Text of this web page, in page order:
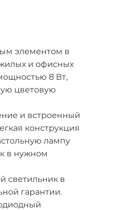
элементом в
и офисных
8 Вт,
цветовую
и встроенный
конструкция
лампу
в нужном
светильник в
гарантии.